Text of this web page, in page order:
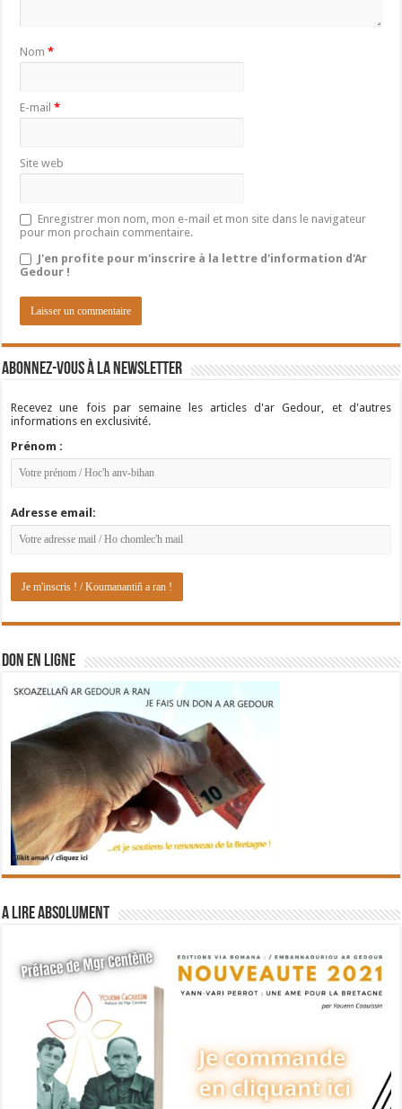
Nom*
E-mail*
Site web
Enregistrer mon nom, mon e-mail et mon site dans le navigateur
pour mon prochain commentaire.
J'en profite pour m'inscrire à la lettre d'information d'Ar
Gedour !
Abonnez-vous à la newsletter
Recevez une fois par semaine les articles d'ar Gedour, et d'autres
informations en exclusivité.
Prénom :
Adresse email:
DON EN LIGNE
A lire absolument